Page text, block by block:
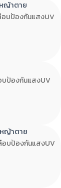
อบป้องกันแสงUV
บป้องกันแสงUV
อบป้องกันแสงUV